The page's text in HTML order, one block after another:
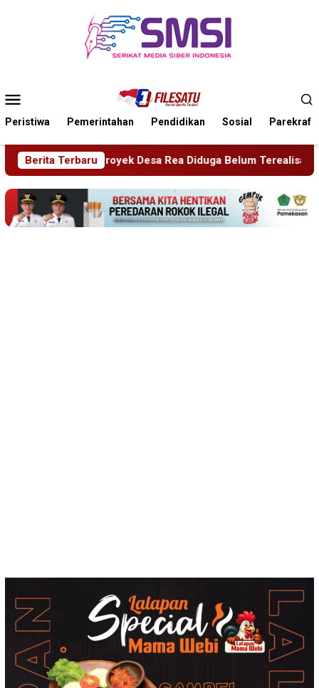
Mobile
Peristiwa Pemerintahan Pendidikan Sosial Parekraf
Berita Terbaru
Rea Diduga Belum Terealisasi Kapolsek Dentim